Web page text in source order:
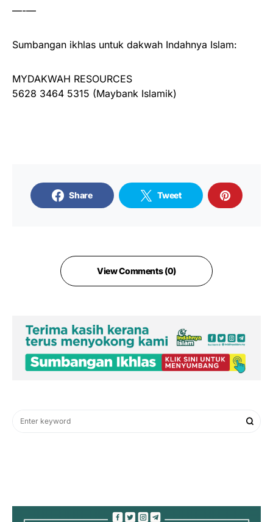
—-—
Sumbangan ikhlas untuk dakwah Indahnya Islam:
MYDAKWAH RESOURCES
5628 3464 5315 (Maybank Islamik)
Share Tweet
View Comments (0)